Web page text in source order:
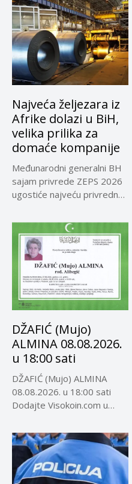
Najveća željezara iz
Afrike dolazi u BiH,
velika prilika za
domaće kompanije
Međunarodni generalni BH
sajam privrede ZEPS 2026
ugostiće najveću privrednu
DŽAFIĆ (Mujo)
ALMINA 08.08.2026.
u 18:00 sati
DŽAFIĆ (Mujo) ALMINA
08.08.2026. u 18:00 sati
Dodajte Visokoin.com u